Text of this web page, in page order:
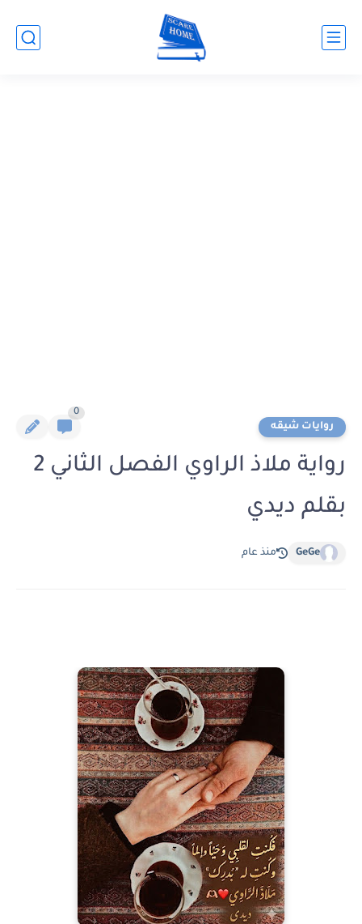
روايات شيقه
0
رواية ملاذ الراوي الفصل الثاني 2
بقلم ديدي
GeGe منذ عام